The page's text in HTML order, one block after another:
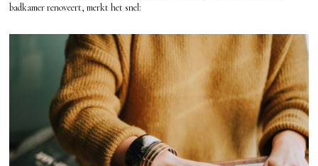
badkamer renoveert, merkt het snel: